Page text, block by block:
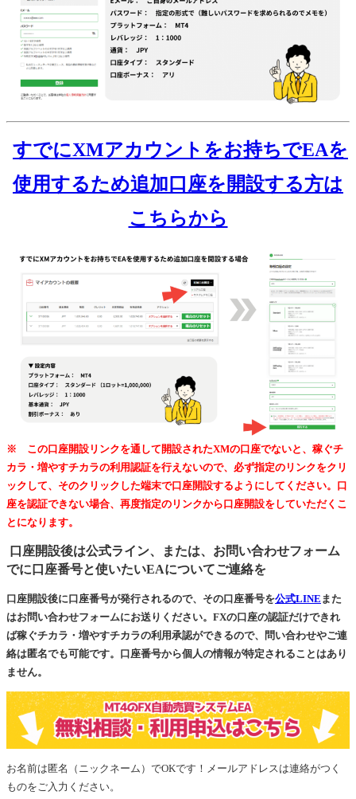
すでにXMアカウントをお持ちでEAを
使用するため追加口座を開設する方は
こちらから
※ この口座開設リンクを通して開設されたXMの口座でないと、稼ぐチ
カラ・増やすチカラの利用認証を行えないので、必ず指定のリンクをクリ
ックして、そのクリックした端末で口座開設するようにしてください。口
座を認証できない場合、再度指定のリンクから口座開設をしていただくこ
とになります。
口座開設後は公式ライン、または、お問い合わせフォーム
でに口座番号と使いたいEAについてご連絡を
口座開設後に口座番号が発行されるので、その口座番号を公式LINE また
はお問い合わせフォームにお送りください。FXの口座の認証だけできれ
ば稼ぐチカラ・増やすチカラの利用承認ができるので、問い合わせやご連
絡は匿名でも可能です。口座番号から個人の情報が特定されることはあり
ません。
お名前は匿名（ニックネーム）でOKです！メールアドレスは連絡がつく
ものをご入力ください。